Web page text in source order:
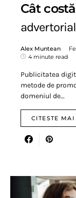
Cât
Alex Muntean
4 minute read
Publicitatea
metode de
domeniul de…
CITESTE